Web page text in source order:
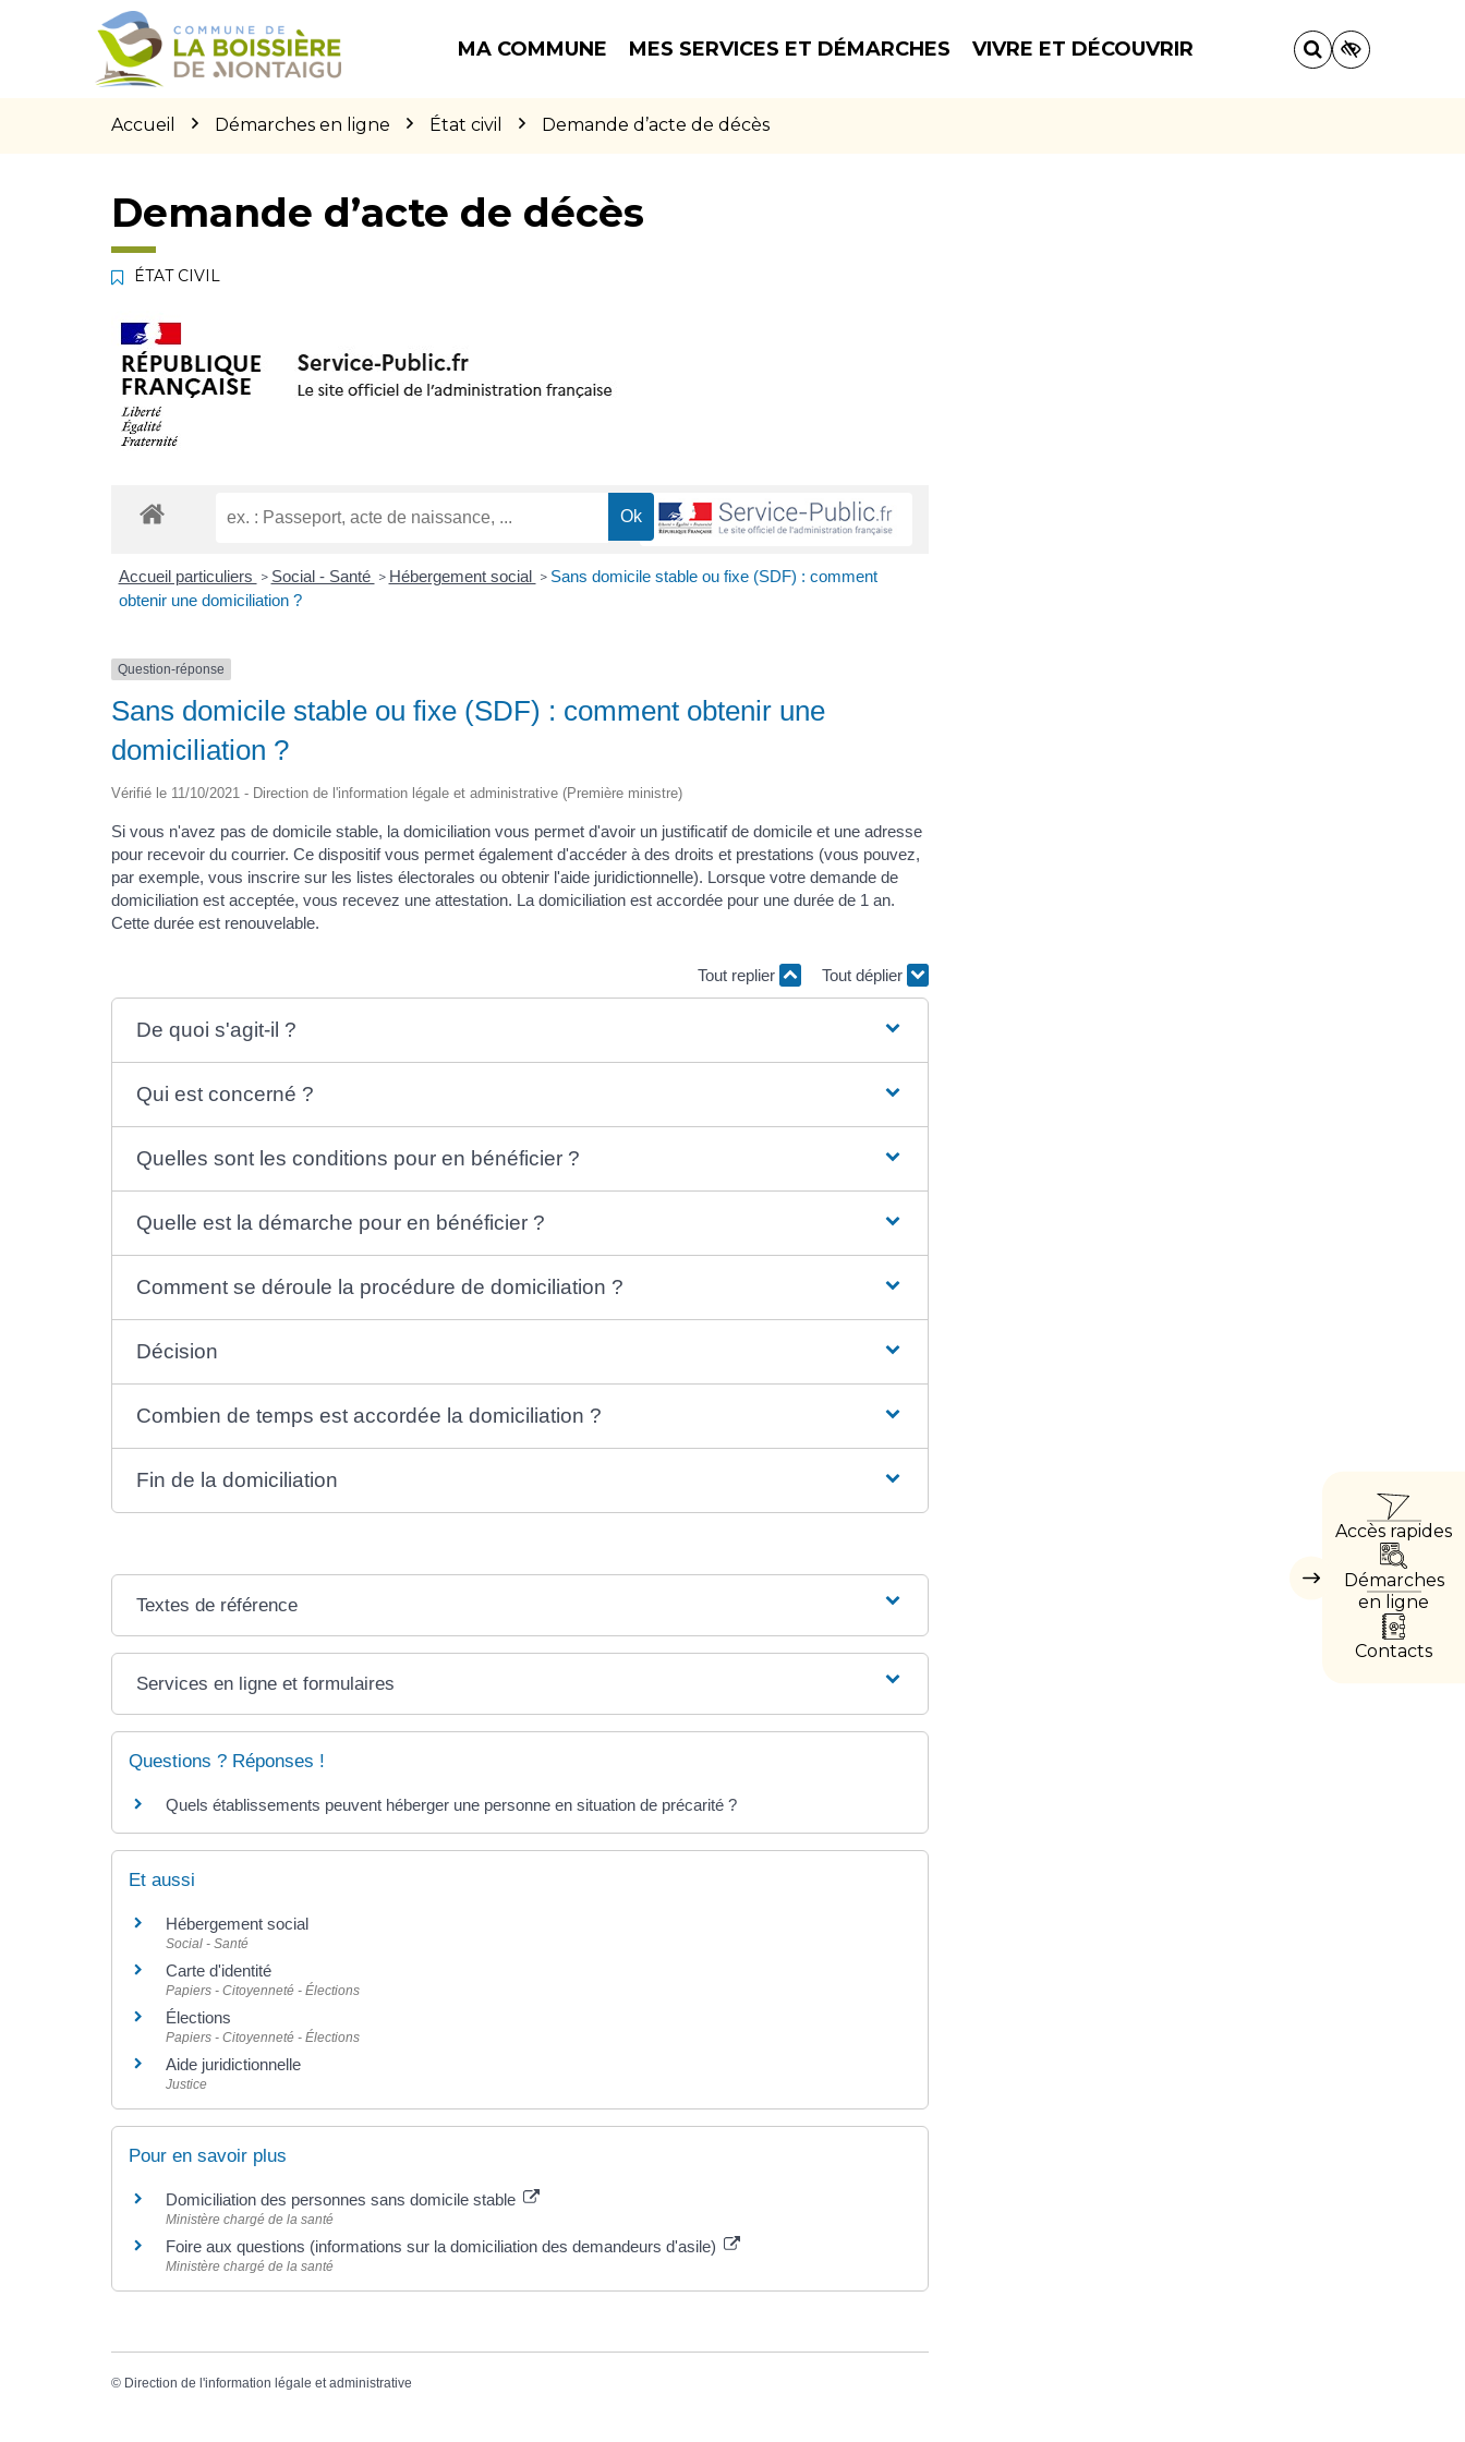
Gestion des traceurs
MA COMMUNE MES SERVICES ET DÉMARCHES VIVRE ET DÉCOUVRIR
Accueil Démarches en ligne État civil Demande d’acte de décès
Masquer
Accès rapides
Démarches
en ligne
Contacts
Demande d’acte de décès
ÉTAT CIVIL
Accueil particuliers > Social - Santé > Hébergement social > Sans domicile stable ou fixe (SDF) : comment
obtenir une domiciliation ?
Question-réponse
Sans domicile stable ou fixe (SDF) : comment obtenir une
domiciliation ?
Vérifié le 11/10/2021 - Direction de l'information légale et administrative (Première ministre)
Si vous n'avez pas de domicile stable, la domiciliation vous permet d'avoir un justificatif de domicile et une adresse
pour recevoir du courrier. Ce dispositif vous permet également d'accéder à des droits et prestations (vous pouvez,
par exemple, vous inscrire sur les listes électorales ou obtenir l'aide juridictionnelle). Lorsque votre demande de
domiciliation est acceptée, vous recevez une attestation. La domiciliation est accordée pour une durée de 1 an.
Cette durée est renouvelable.
Tout replier Tout déplier
De quoi s'agit-il ?
Qui est concerné ?
Quelles sont les conditions pour en bénéficier ?
Quelle est la démarche pour en bénéficier ?
Comment se déroule la procédure de domiciliation ?
Décision
Combien de temps est accordée la domiciliation ?
Fin de la domiciliation
Textes de référence
Services en ligne et formulaires
Questions ? Réponses !
Quels établissements peuvent héberger une personne en situation de précarité ?
Et aussi
Hébergement social
Social - Santé
Carte d'identité
Papiers - Citoyenneté - Élections
Élections
Papiers - Citoyenneté - Élections
Aide juridictionnelle
Justice
Pour en savoir plus
Domiciliation des personnes sans domicile stable
Ministère chargé de la santé
Foire aux questions (informations sur la domiciliation des demandeurs d'asile)
Ministère chargé de la santé
© Direction de l'information légale et administrative